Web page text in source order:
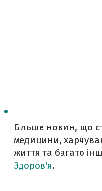
Більше новин, що
медицини,
життя та багато
Здоров'я.